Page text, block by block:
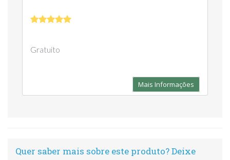
Gratuito
Mais Informações
Quer saber mais sobre este produto? Deixe